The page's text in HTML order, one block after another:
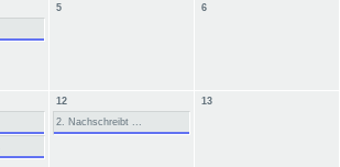
5 6
12
2. Nachschreibt ...
13